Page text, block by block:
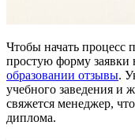
Чтобы начать процесс
простую форму заявки
образовании отзывы.
учебного заведения и
свяжется менеджер,
диплома.